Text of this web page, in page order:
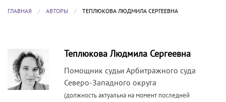
ГЛАВНАЯ АВТОРЫ ТЕПЛЮКОВА ЛЮДМИЛА СЕРГЕЕВНА
Теплюкова Людмила Сергеевна
Помощник судьи Арбитражного суда
Северо-Западного округа
(должность актуальна на момент последней